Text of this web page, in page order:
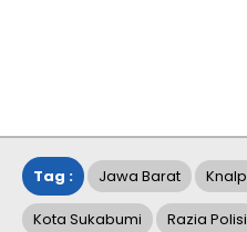
Tag : Jawa Barat
Kota Sukabumi Razia Polisi